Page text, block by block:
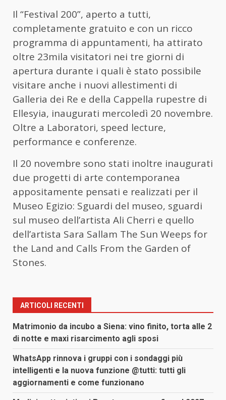
Il “Festival 200”, aperto a tutti,
completamente gratuito e con un ricco
programma di appuntamenti, ha attirato
oltre 23mila visitatori nei tre giorni di
apertura durante i quali è stato possibile
visitare anche i nuovi allestimenti di
Galleria dei Re e della Cappella rupestre di
Ellesyia, inaugurati mercoledì 20 novembre.
Oltre a Laboratori, speed lecture,
performance e conferenze.
Il 20 novembre sono stati inoltre inaugurati
due progetti di arte contemporanea
appositamente pensati e realizzati per il
Museo Egizio: Sguardi del museo, sguardi
sul museo dell’artista Ali Cherri e quello
dell’artista Sara Sallam The Sun Weeps for
the Land and Calls From the Garden of
Stones.
ARTICOLI RECENTI
Matrimonio da incubo a Siena: vino finito, torta alle 2
di notte e maxi risarcimento agli sposi
WhatsApp rinnova i gruppi con i sondaggi più
intelligenti e la nuova funzione @tutti: tutti gli
aggiornamenti e come funzionano